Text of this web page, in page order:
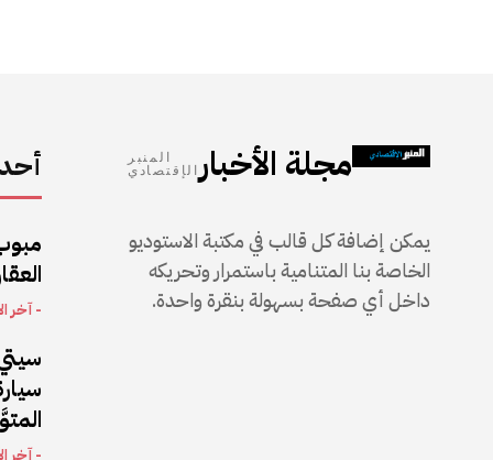
- آخر
- آخر
مجلة الأخبار
المنبر
الإقتصادي
يمكن إضافة كل قالب في مكتبة الاستوديو
الخاصة بنا المتنامية باستمرار وتحريكه
داخل أي صفحة بسهولة بنقرة واحدة.